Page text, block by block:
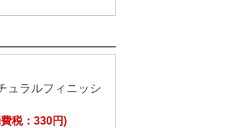
ュラルフィニッシ
税：330円)